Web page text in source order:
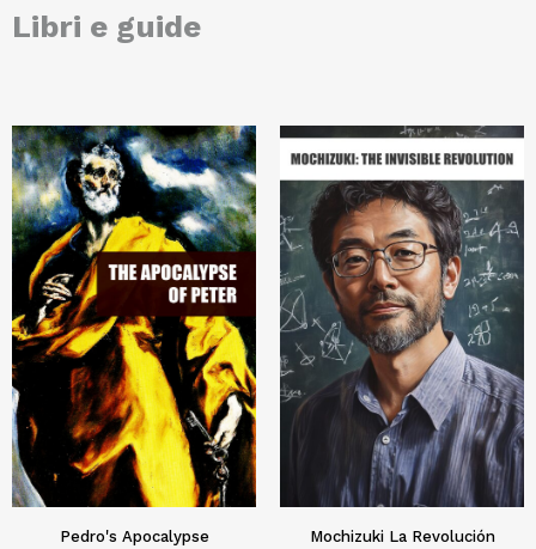
Libri e guide
Pedro's Apocalypse
Mochizuki La Revolución